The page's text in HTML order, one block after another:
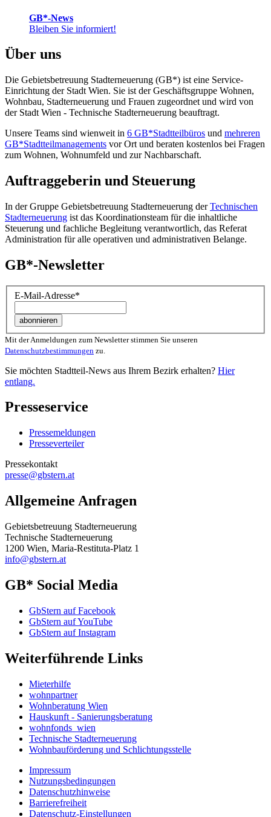
GB*-News
Bleiben Sie informiert!
Über uns
Die Gebietsbetreuung Stadterneuerung (GB*) ist eine Service-
Einrichtung der Stadt Wien. Sie ist der Geschäfts­gruppe Wohnen,
Wohnbau, Stadt­erneuerung und Frauen zugeordnet und wird von
der Stadt Wien - Technische Stadterneuerung beauftragt.
Unsere Teams sind wienweit in 6 GB*Stadtteilbüros und mehreren
GB*Stadtteilmanagements vor Ort und beraten kostenlos bei Fragen
zum Wohnen, Wohnumfeld und zur Nachbarschaft.
Auftraggeberin und Steuerung
In der Gruppe Gebietsbetreuung Stadterneuerung derTechnischen
Stadterneuerung ist das Koordinationsteam für die inhaltliche
Steuerung und fachliche Begleitung verantwortlich, das Referat
Administration für alle operativen und administrativen Belange.
GB*-Newsletter
E-Mail-Adresse*
Mit der Anmeldungen zum Newsletter stimmen Sie unseren
Datenschutzbestimmungen zu.
Sie möchten Stadtteil-News aus Ihrem Bezirk erhalten? Hier
entlang.
Presseservice
Pressemeldungen
Presseverteiler
Pressekontakt
presse@gbstern.at
Allgemeine Anfragen
Gebietsbetreuung Stadterneuerung
Technische Stadterneuerung
1200 Wien, Maria-Restituta-Platz 1
info@gbstern.at
GB* Social Media
GbStern auf Facebook
GbStern auf YouTube
GbStern auf Instagram
Weiterführende Links
Mieterhilfe
wohnpartner
Wohnberatung Wien
Hauskunft - Sanierungsberatung
wohnfonds_wien
Technische Stadterneuerung
Wohnbauförderung und Schlichtungsstelle
Impressum
Nutzungsbedingungen
Datenschutzhinweise
Barrierefreiheit
Datenschutz-Einstellungen